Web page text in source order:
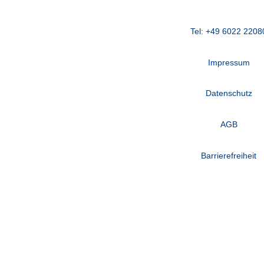
Tel: +49 6022
Impressum
Datenschutz
AGB
Barrierefreiheit